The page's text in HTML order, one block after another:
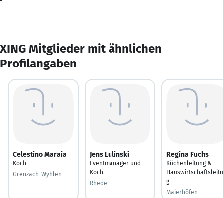
XING Mitglieder mit ähnlichen
Profilangaben
Celestino Maraia
Koch
Grenzach-Wyhlen
Jens Lulinski
Eventmanager und
Koch
Rhede
Regina Fuchs
Küchenleitung &
g
Maierhöfen